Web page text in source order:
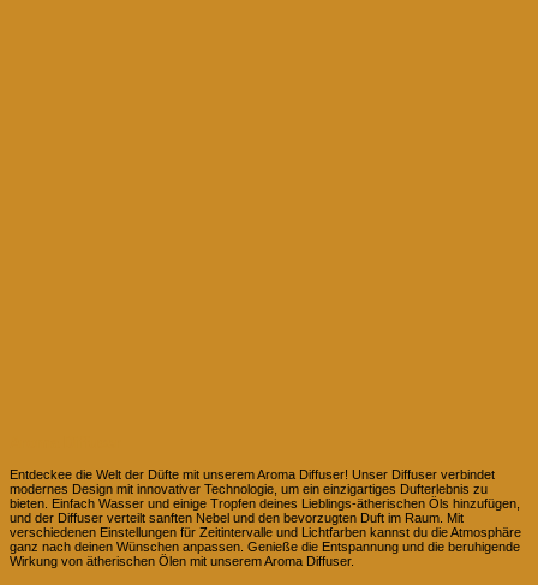
Entdeckee die Welt der Düfte mit unserem Aroma Diffuser! Unser Diffuser verbindet
modernes Design mit innovativer Technologie, um ein einzigartiges Dufterlebnis zu
bieten. Einfach Wasser und einige Tropfen deines Lieblings-ätherischen Öls hinzufügen,
und der Diffuser verteilt sanften Nebel und den bevorzugten Duft im Raum. Mit
verschiedenen Einstellungen für Zeitintervalle und Lichtfarben kannst du die Atmosphäre
ganz nach deinen Wünschen anpassen. Genieße die Entspannung und die beruhigende
Wirkung von ätherischen Ölen mit unserem Aroma Diffuser.